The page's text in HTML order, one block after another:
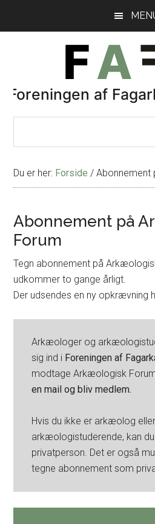
Du er her: Forside / Abonnement
Abonnement på
Forum
Tegn abonnement på
udkommer to gange årligt.
Der udsendes en ny opkrævning
Arkæologer og
sig ind i Foreningen af
modtage Arkæologisk
en mail og bliv medlem.
Hvis du ikke er arkæolog eller
arkæologistuderende, kan
privatperson. Det er også
tegne abonnement som